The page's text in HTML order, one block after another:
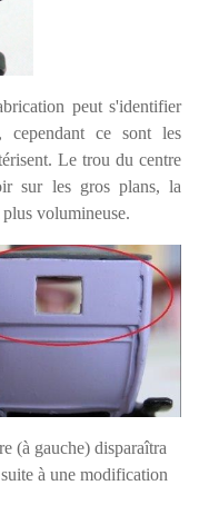
peut s'identifier
cependant ce sont les
Le trou du centre
sur les gros plans, la
volumineuse.
(à gauche) disparaîtra
à une modification